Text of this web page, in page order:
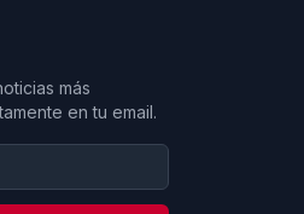
más
en tu email.